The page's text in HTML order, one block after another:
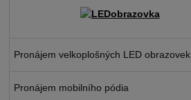
Pronájem velkoplošných LED obrazovek
Pronájem mobilního pódia